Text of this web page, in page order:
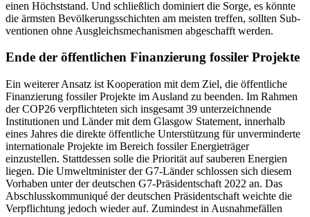
einen Höchst­stand. Und schließlich dominiert die Sorge, es könnte
die ärmsten Bevölkerungs­schich­ten am meisten treffen, sollten Sub­
ventio­nen ohne Ausgleichsmechanismen abge­schafft werden.
Ende der öffentlichen Finanzie­rung fossiler Projekte
Ein weiterer Ansatz ist Kooperation mit dem Ziel, die öffentliche
Finanzierung fossi­ler Projekte im Ausland zu beenden. Im Rahmen
der COP26 verpflichteten sich ins­gesamt 39 unterzeichnende
Institutionen und Länder mit dem Glasgow Statement, innerhalb
eines Jahres die direkte öffent­liche Unterstützung für unverminderte
internationale Projekte im Bereich fossiler Energieträger
einzustellen. Stattdessen solle die Priorität auf sauberen Energien
liegen. Die Umweltminister der G7-Länder schlos­sen sich diesem
Vorhaben unter der deut­schen G7-Präsidentschaft 2022 an. Das
Abschlusskommuniqué der deutschen Prä­sidentschaft weichte die
Verpflichtung jedoch wieder auf. Zumindest in Ausnah­me­fällen